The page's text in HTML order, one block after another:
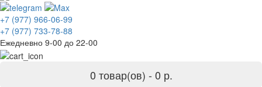
+7 (977) 966-06-99
+7 (977) 733-78-88
Ежедневно 9-00 до 22-00
0 товар(ов) - 0 р.